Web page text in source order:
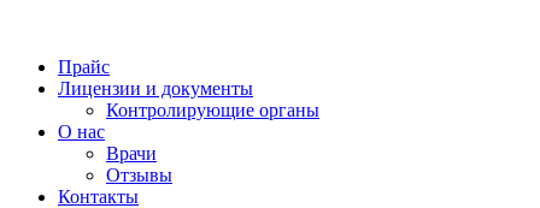
Прайс
Лицензии и документы
Контролирующие органы
О нас
Врачи
Отзывы
Контакты